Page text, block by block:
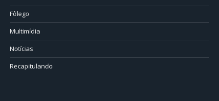
Fôlego
Multimídia
Notícias
Recapitulando